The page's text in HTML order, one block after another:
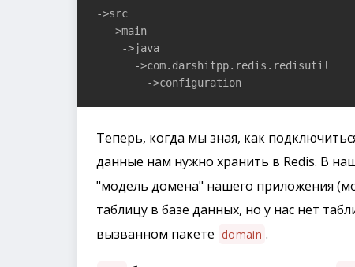
->src
  ->main
    ->java
      ->com.darshitpp.redis.redisutil
        ->configuration
Теперь, когда мы зная, как
данные нам нужно хранить в Redis. В
"модель домена" нашего приложения
таблицу в базе данных, но у нас нет
вызванном пакете domain .